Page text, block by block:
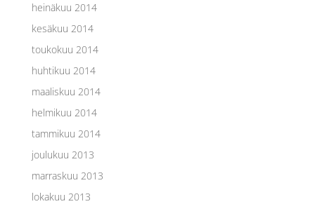
heinäkuu 2014
kesäkuu 2014
toukokuu 2014
huhtikuu 2014
maaliskuu 2014
helmikuu 2014
tammikuu 2014
joulukuu 2013
marraskuu 2013
lokakuu 2013